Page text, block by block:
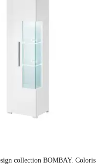
collection BOMBAY. Coloris